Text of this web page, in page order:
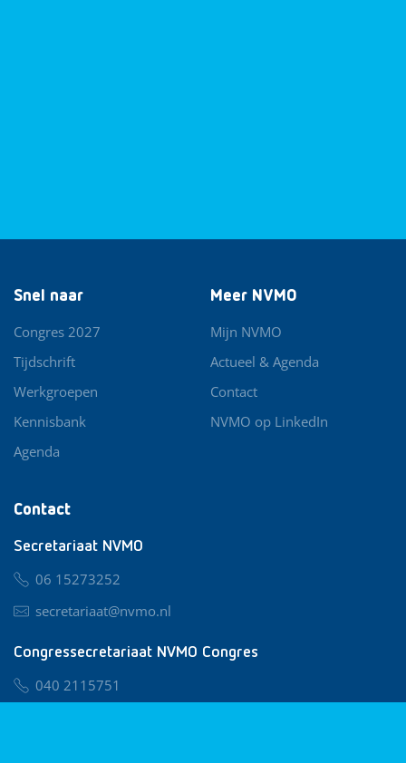
Contact
Secretariaat NVMO
06 15273252
secretariaat@nvmo.nl
Congressecretariaat NVMO Congres
040 2115751
Snel naar
Congres 2027
Tijdschrift
Werkgroepen
Kennisbank
Agenda
Meer NVMO
Mijn NVMO
Actueel & Agenda
Contact
NVMO op LinkedIn